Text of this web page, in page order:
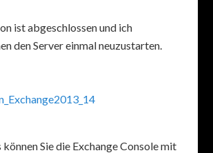
ist abgeschlossen und ich
den Server einmal neuzustarten.
können Sie die Exchange Console mit